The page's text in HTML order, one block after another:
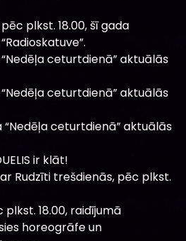
plkst. 18.00, šī gada
ceturtdienā” aktuālās
ceturtdienā” aktuālās
“Nedēļa ceturtdienā” aktuālās
ir klāt!
Rudzīti trešdienās, pēc plkst.
plkst. 18.00, raidījumā
horeogrāfe un